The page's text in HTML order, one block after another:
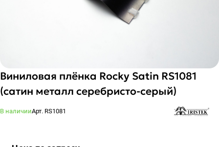
Виниловая плёнка Rocky Satin RS1081
(сатин металл серебристо-серый)
В наличииАрт. RS1081